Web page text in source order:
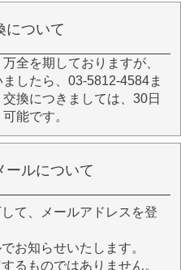
について
全を期しておりますが、
したら、03-5812-4584ま
換につきましては、30日
能です。
ールについて
て、メールアドレスを登
お知らせいたします。
るものではありません。